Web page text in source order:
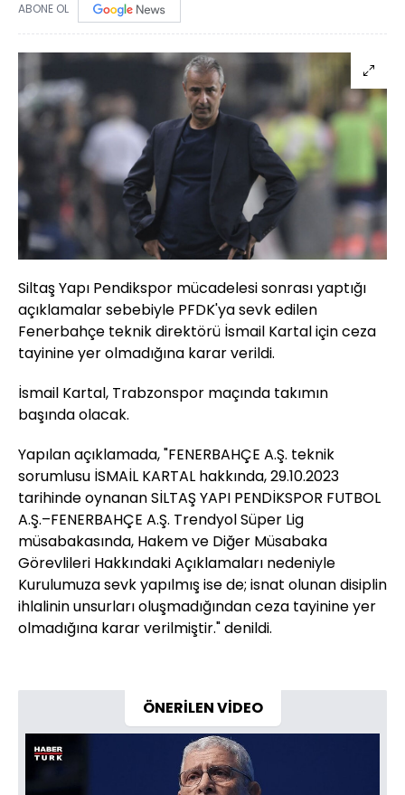
ABONE OL
Siltaş Yapı Pendikspor mücadelesi sonrası yaptığı
açıklamalar sebebiyle PFDK'ya sevk edilen
Fenerbahçe teknik direktörü İsmail Kartal için ceza
tayinine yer olmadığına karar verildi.
İsmail Kartal, Trabzonspor maçında takımın
başında olacak.
Yapılan açıklamada, "FENERBAHÇE A.Ş. teknik
sorumlusu İSMAİL KARTAL hakkında, 29.10.2023
tarihinde oynanan SİLTAŞ YAPI PENDİKSPOR FUTBOL
A.Ş.–FENERBAHÇE A.Ş. Trendyol Süper Lig
müsabakasında, Hakem ve Diğer Müsabaka
Görevlileri Hakkındaki Açıklamaları nedeniyle
Kurulumuza sevk yapılmış ise de; isnat olunan disiplin
ihlalinin unsurları oluşmadığından ceza tayinine yer
olmadığına karar verilmiştir." denildi.
ÖNERİLEN VİDEO